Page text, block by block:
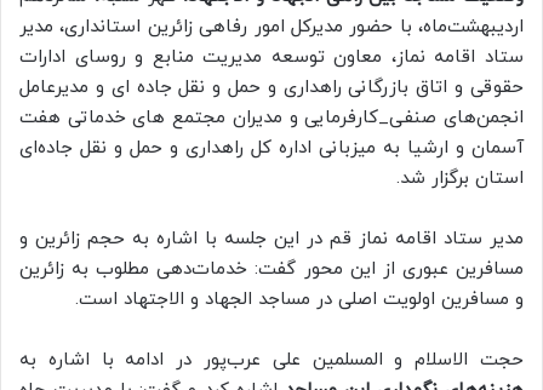
اردیبهشت‌ماه، با حضور مدیرکل امور رفاهی زائرین استانداری، مدیر
ستاد اقامه نماز، معاون توسعه مدیریت منابع و روسای ادارات
حقوقی و اتاق بازرگانی راهداری و حمل و نقل جاده ای و مدیرعامل
انجمن‌های صنفی_کارفرمایی و مدیران مجتمع های خدماتی هفت
آسمان و ارشیا به میزبانی اداره کل راهداری و حمل و نقل جاده‌ای
استان برگزار شد.
مدیر ستاد اقامه نماز قم در این جلسه با اشاره به حجم زائرین و
مسافرین عبوری از این محور گفت:‌ خدمات‌دهی مطلوب به زائرین
و مسافرین اولویت اصلی در مساجد الجهاد و الاجتهاد است.
حجت الاسلام و المسلمین علی عرب‌پور در ادامه با اشاره به